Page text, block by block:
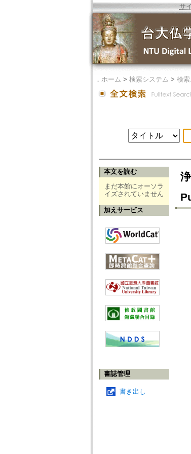
サ
． ホーム > 検索システム > 検
本文を読む
まだ本館にオーソラ
イズされていません
加えサービス
書誌管理
書き出し